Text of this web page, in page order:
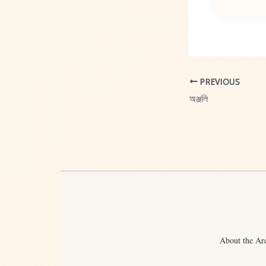
PREVIOUS
অঞ্জলি
About the